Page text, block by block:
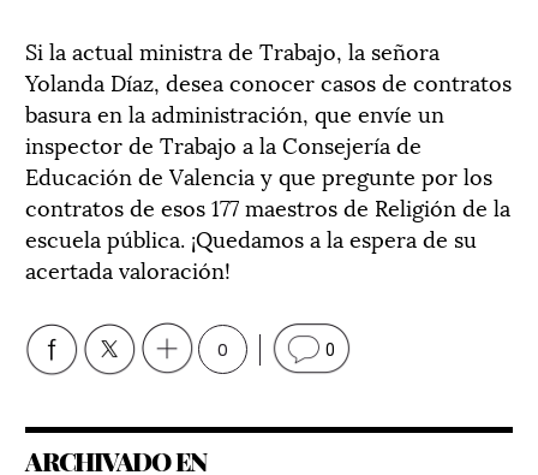
Si la actual ministra de Trabajo, la señora
Yolanda Díaz, desea conocer casos de contratos
basura en la administración, que envíe un
inspector de Trabajo a la Consejería de
Educación de Valencia y que pregunte por los
contratos de esos 177 maestros de Religión de la
escuela pública. ¡Quedamos a la espera de su
acertada valoración!
0 0
ARCHIVADO EN